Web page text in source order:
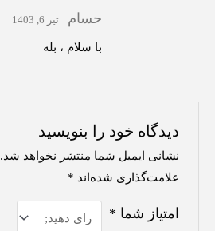
حسام تیر 6, 1403
با سلام ، بله
دیدگاه خود را بنویسید
نشانی ایمیل شما منتشر نخواهد شد.
علامت‌گذاری شده‌اند *
امتیاز شما *